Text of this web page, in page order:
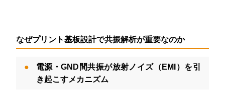
なぜプリント基板設計で共振解析が重要なのか
電源・GND間共振が放射ノイズ（EMI）を引
き起こすメカニズム